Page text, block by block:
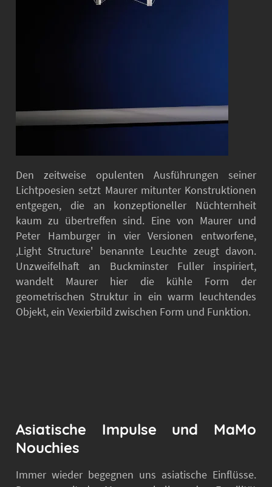
Den zeitweise opulenten Ausführungen seiner
Lichtpoesien setzt Maurer mitunter Konstruktionen
entgegen, die an konzeptioneller Nüchternheit
kaum zu übertreffen sind. Eine von Maurer und
Peter Hamburger in vier Versionen entworfene,
,Light Structure' benannte Leuchte zeugt davon.
Unzweifelhaft an Buckminster Fuller inspiriert,
wandelt Maurer hier die kühle Form der
geometrischen Struktur in ein warm leuchtendes
Objekt, ein Vexierbild zwischen Form und Funktion.
Asiatische Impulse und MaMo
Nouchies
Immer wieder begegnen uns asiatische Einflüsse.